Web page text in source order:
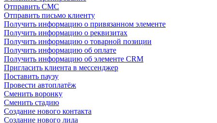
Отправить СМС
Отправить письмо клиенту
Получить информацию о привязанном элементе
Получить информацию о реквизитах
Получить информацию о товарной позиции
Получить информацию об оплате
Получить информацию об элементе CRM
Пригласить клиента в мессенджер
Поставить паузу
Провести автоплатёж
Сменить воронку
Сменить стадию
Создание нового контакта
Создание нового лида